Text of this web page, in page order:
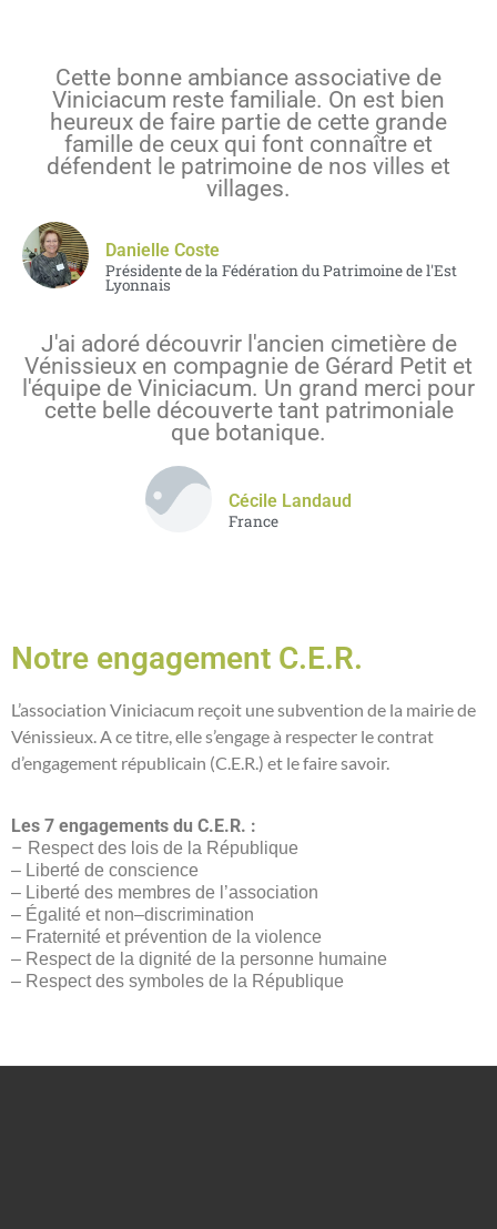
Cette bonne ambiance associative de
Viniciacum reste familiale. On est bien
heureux de faire partie de cette grande
famille de ceux qui font connaître et
défendent le patrimoine de nos villes et
villages.
Danielle Coste
Présidente de la Fédération du Patrimoine de l'Est
Lyonnais
J'ai adoré découvrir l'ancien cimetière de
Vénissieux en compagnie de Gérard Petit et
l'équipe de Viniciacum. Un grand merci pour
cette belle découverte tant patrimoniale
que botanique.
Cécile Landaud
France
Notre engagement C.E.R.
L’association Viniciacum reçoit une subvention de la mairie de
Vénissieux. A ce titre, elle s’engage à respecter le contrat
d’engagement républicain (C.E.R.) et le faire savoir.
Les 7 engagements du C.E.R. :
– Respect des lois de la République
– Liberté de conscience
– Liberté des membres de l’association
– Égalité et non–discrimination
– Fraternité et prévention de la violence
– Respect de la dignité de la personne humaine
– Respect des symboles de la République